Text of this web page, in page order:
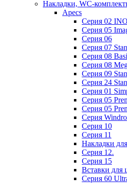
Накладки, WC-
Apecs
Cерия 02
Cерия 05
Cерия 06
Cерия 07
Cерия 08
Cерия 08
Cерия 09
Cерия 24
Серия 01
Серия 05
Серия 05
Cерия
Серия 10
Серия 11
Накладки
Серия 12.
Серия 15
Вставки для
Серия 60